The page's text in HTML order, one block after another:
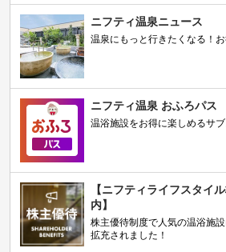
ニフティ温泉ニュース
温泉にもっと行きたくなる！
ニフティ温泉 おふろパス
温浴施設をお得に楽しめるサ
【ニフティライフスタイ
内】
株主優待制度で人気の温浴施
拡充されました！